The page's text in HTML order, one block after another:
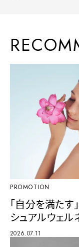
PROMOTION
「自分を満たす
シュアルウェル
2026.07.11